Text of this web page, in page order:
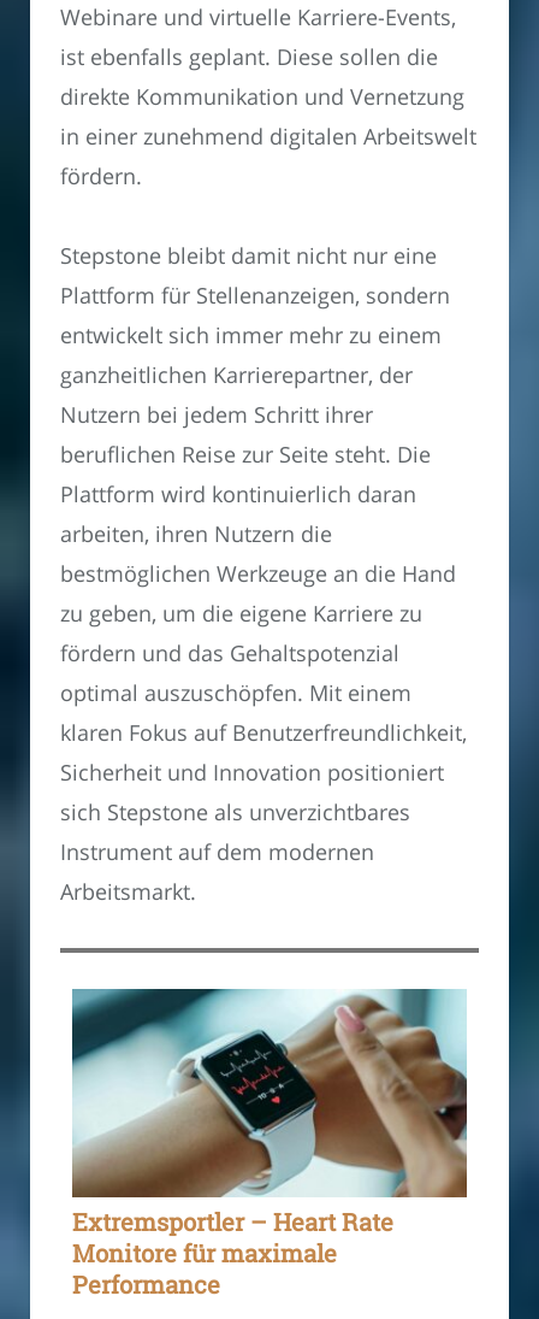
Webinare und virtuelle Karriere-Events,
ist ebenfalls geplant. Diese sollen die
direkte Kommunikation und Vernetzung
in einer zunehmend digitalen Arbeitswelt
fördern.
Stepstone bleibt damit nicht nur eine
Plattform für Stellenanzeigen, sondern
entwickelt sich immer mehr zu einem
ganzheitlichen Karrierepartner, der
Nutzern bei jedem Schritt ihrer
beruflichen Reise zur Seite steht. Die
Plattform wird kontinuierlich daran
arbeiten, ihren Nutzern die
bestmöglichen Werkzeuge an die Hand
zu geben, um die eigene Karriere zu
fördern und das Gehaltspotenzial
optimal auszuschöpfen. Mit einem
klaren Fokus auf Benutzerfreundlichkeit,
Sicherheit und Innovation positioniert
sich Stepstone als unverzichtbares
Instrument auf dem modernen
Arbeitsmarkt.
Extremsportler – Heart Rate
Monitore für maximale
Performance